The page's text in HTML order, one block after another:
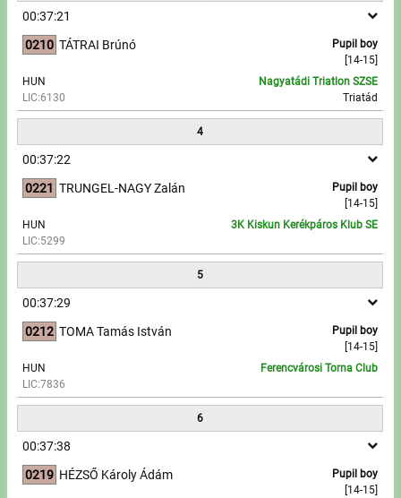
Write to Us!
Partners, sponsors
Accomodation offers
Impressum
00:37:21
0210
Pupil boy
[14-15]
TÁTRAI Brúnó
HUN
LIC:6130
Nagyatádi Triatlon SZSE
Triatád
4
00:37:22
0221
Pupil boy
[14-15]
TRUNGEL-NAGY Zalán
HUN
LIC:5299
3K Kiskun Kerékpáros Klub SE
5
00:37:29
0212
Pupil boy
[14-15]
TOMA Tamás István
HUN
LIC:7836
Ferencvárosi Torna Club
6
00:37:38
0219
Pupil boy
[14-15]
HÉZSŐ Károly Ádám